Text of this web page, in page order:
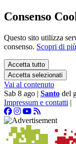
Consenso
Questo sito utilizza
consenso. Scopri di più
Accetta tutto
Accetta selezionati
Vai al contenuto
Sab 8 ago | Santo del
Impressum e contatti |